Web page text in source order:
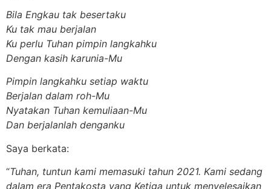
Bila Engkau tak besertaku
Ku tak mau berjalan
Ku perlu Tuhan pimpin langkahku
Dengan kasih karunia-Mu
Pimpin langkahku setiap waktu
Berjalan dalam roh-Mu
Nyatakan Tuhan kemuliaan-Mu
Dan berjalanlah denganku
Saya berkata:
“Tuhan, tuntun kami memasuki tahun 2021. Kami sedang
dalam era Pentakosta yang Ketiga untuk menyelesaikan